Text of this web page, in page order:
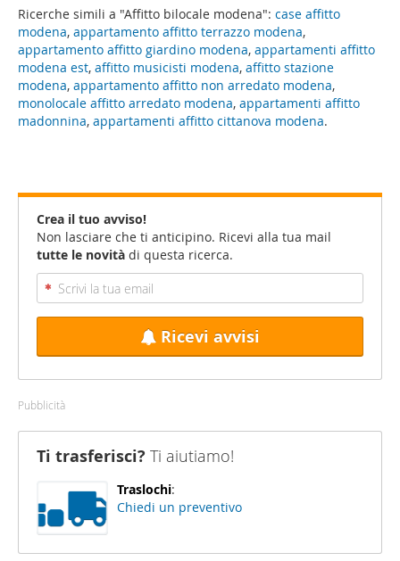
Ricerche simili a "Affitto bilocale modena": case affitto
modena, appartamento affitto terrazzo modena,
appartamento affitto giardino modena, appartamenti affitto
modena est, affitto musicisti modena, affitto stazione
modena, appartamento affitto non arredato modena,
monolocale affitto arredato modena, appartamenti affitto
madonnina, appartamenti affitto cittanova modena.
Crea il tuo avviso!
Non lasciare che ti anticipino. Ricevi alla tua mail
tutte le novità di questa ricerca.
Ricevi avvisi
Pubblicità
Ti trasferisci? Ti aiutiamo!
Traslochi:
Chiedi un preventivo